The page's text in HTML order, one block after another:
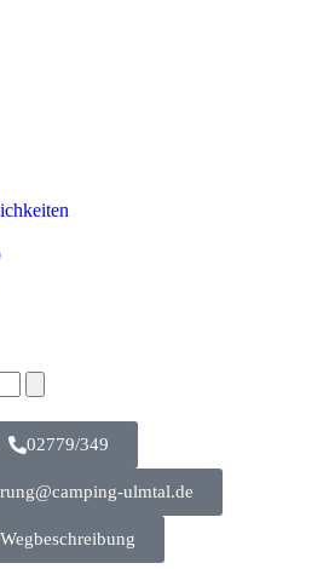
02779/349
ulmtal.de
Wegbeschreibung